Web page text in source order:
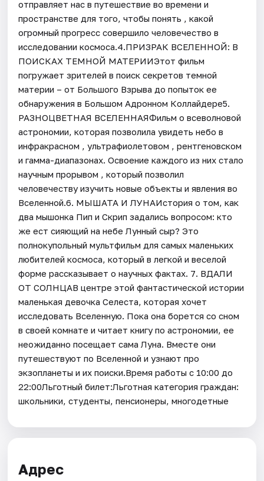
отправляет нас в путешествие во времени и
пространстве для того, чтобы понять , какой
огромный прогресс совершило человечество в
исследовании космоса.4.ПРИЗРАК ВСЕЛЕННОЙ: В
ПОИСКАХ ТЕМНОЙ МАТЕРИИЭтот фильм
погружает зрителей в поиск секретов темной
материи – от Большого Взрыва до попыток ее
обнаружения в Большом Адронном Коллайдере5.
РАЗНОЦВЕТНАЯ ВСЕЛЕННАЯФильм о всеволновой
астрономии, которая позволила увидеть небо в
инфракрасном , ультрафиолетовом , рентгеновском
и гамма-диапазонах. Освоение каждого из них стало
научным прорывом , который позволил
человечеству изучить новые объекты и явления во
Вселенной.6. МЫШАТА И ЛУНАИстория о том, как
два мышонка Пип и Скрип задались вопросом: кто
же ест сияющий на небе Лунный сыр? Это
полнокупольный мультфильм для самых маленьких
любителей космоса, который в легкой и веселой
форме рассказывает о научных фактах. 7. ВДАЛИ
ОТ СОЛНЦАВ центре этой фантастической истории
маленькая девочка Селеста, которая хочет
исследовать Вселенную. Пока она борется со сном
в своей комнате и читает книгу по астрономии, ее
неожиданно посещает сама Луна. Вместе они
путешествуют по Вселенной и узнают про
экзопланеты и их поиски.Время работы с 10:00 до
22:00Льготный билет:Льготная категория граждан:
школьники, студенты, пенсионеры, многодетные
Адрес